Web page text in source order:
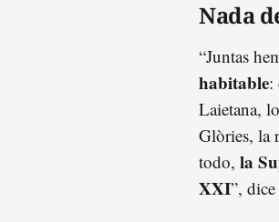
Nada
“Juntas
habitable:
Laietana,
Glòries, la
todo, la
XXI”,